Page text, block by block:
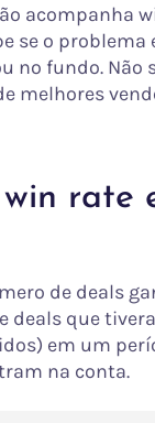
acompanha
se o problema
no fundo. Não
melhores
rate
de deals
deals que
em um
na conta.